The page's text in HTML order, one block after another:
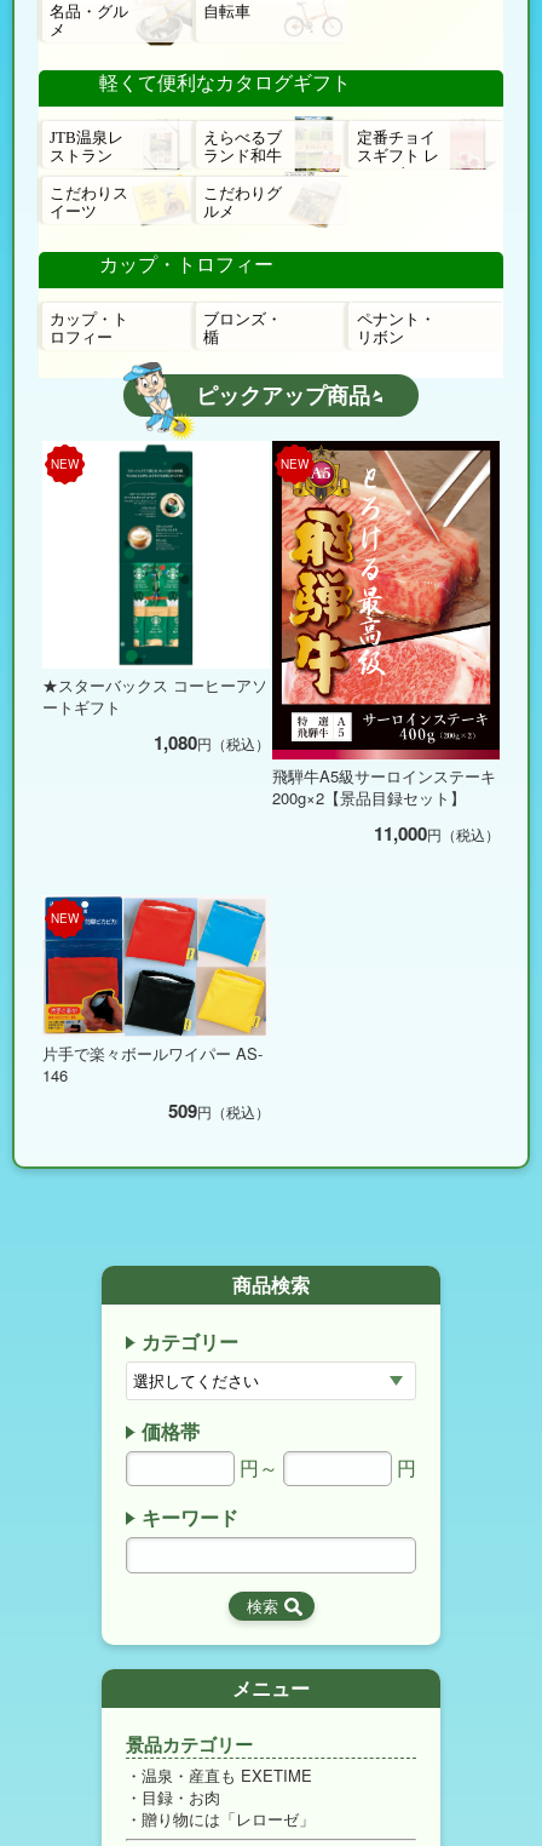
名品・グル
メ
自転車
軽くて便利なカタログギフト
JTB温泉レ
ストラン
えらべるブ
ランド和牛
定番チョイ
スギフト レ
ローゼ
こだわりス
イーツ
こだわりグ
ルメ
カップ・トロフィー
カップ・ト
ロフィー
ブロンズ・
楯
ペナント・
リボン
ピックアップ商品
NEW
★スターバックス コーヒーアソ
ートギフト
1,080円（税込）
NEW
飛騨牛A5級サーロインステーキ
200g×2【景品目録セット】
11,000円（税込）
NEW
片手で楽々ボールワイパー AS-
146
509円（税込）
商品検索
カテゴリー
価格帯
円～
円
キーワード
メニュー
景品カテゴリー
温泉・産直も EXETIME
目録・お肉
贈り物には「レローゼ」